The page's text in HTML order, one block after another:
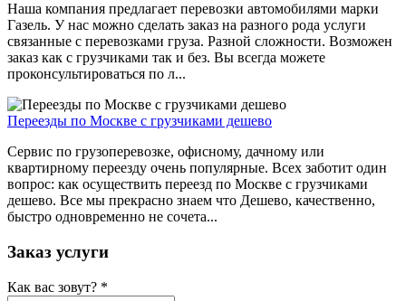
Наша компания предлагает перевозки автомобилями марки
Газель. У нас можно сделать заказ на разного рода услуги
связанные с перевозками груза. Разной сложности. Возможен
заказ как с грузчиками так и без. Вы всегда можете
проконсультироваться по л...
Переезды по Москве с грузчиками дешево
Сервис по грузоперевозке, офисному, дачному или
квартирному переезду очень популярные. Всех заботит один
вопрос: как осуществить переезд по Москве с грузчиками
дешево. Все мы прекрасно знаем что Дешево, качественно,
быстро одновременно не сочета...
Заказ услуги
Как вас зовут? *